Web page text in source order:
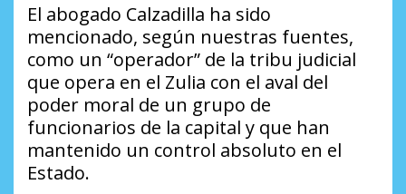
El abogado Calzadilla ha sido
mencionado, según nuestras fuentes,
como un “operador” de la tribu judicial
que opera en el Zulia con el aval del
poder moral de un grupo de
funcionarios de la capital y que han
mantenido un control absoluto en el
Estado.